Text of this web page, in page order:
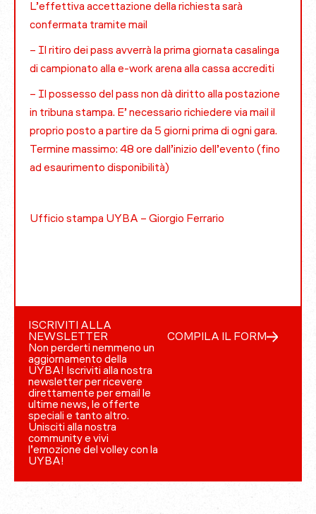
L’effettiva accettazione della richiesta sarà
confermata tramite mail
– Il ritiro dei pass avverrà la prima giornata casalinga
di campionato alla e-work arena alla cassa accrediti
– Il possesso del pass non dà diritto alla postazione
in tribuna stampa. E’ necessario richiedere via mail il
proprio posto a partire da 5 giorni prima di ogni gara.
Termine massimo: 48 ore dall’inizio dell’evento (fino
ad esaurimento disponibilità)
Ufficio stampa UYBA – Giorgio Ferrario
ISCRIVITI ALLA
NEWSLETTER
Non perderti nemmeno un
aggiornamento della
UYBA! Iscriviti alla nostra
newsletter per ricevere
direttamente per email le
ultime news, le offerte
speciali e tanto altro.
Unisciti alla nostra
community e vivi
l’emozione del volley con la
UYBA!
COMPILA IL FORM